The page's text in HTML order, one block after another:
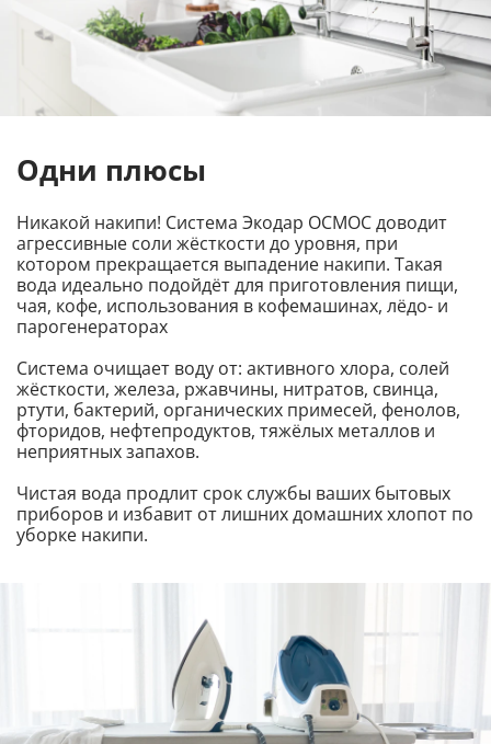
Одни плюсы
Никакой накипи! Система Экодар ОСМОС доводит
агрессивные соли жёсткости до уровня, при
котором прекращается выпадение накипи. Такая
вода идеально подойдёт для приготовления пищи,
чая, кофе, использования в кофемашинах, лёдо- и
парогенераторах
Система очищает воду от: активного хлора, солей
жёсткости, железа, ржавчины, нитратов, свинца,
ртути, бактерий, органических примесей, фенолов,
фторидов, нефтепродуктов, тяжёлых металлов и
неприятных запахов.
Чистая вода продлит срок службы ваших бытовых
приборов и избавит от лишних домашних хлопот по
уборке накипи.